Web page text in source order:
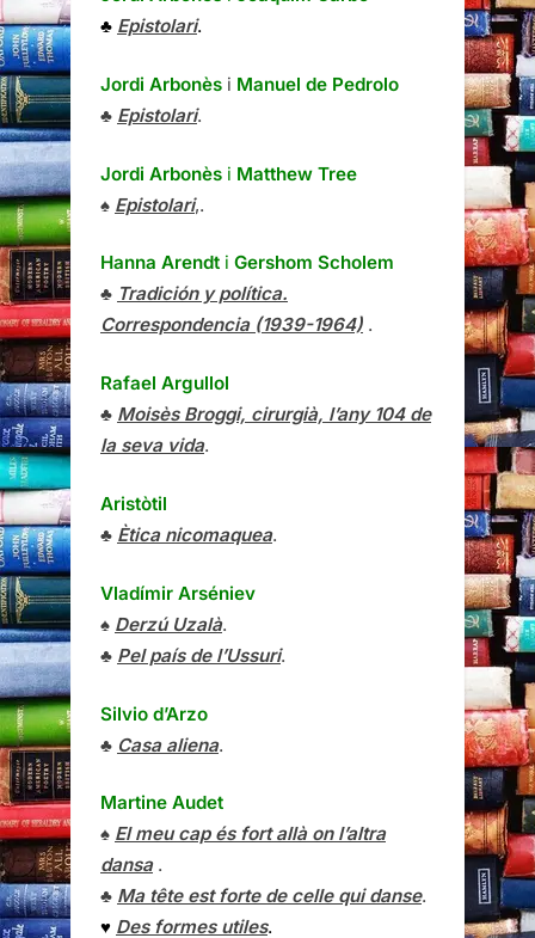
♣ Epistolari.
Jordi Arbonès i Manuel de Pedrolo
♣ Epistolari.
Jordi Arbonès i Matthew Tree
♠ Epistolari,.
Hanna Arendt i Gershom Scholem
♣ Tradición y política.
Correspondencia (1939-1964) .
Rafael Argullol
♣ Moisès Broggi, cirurgià, l’any 104 de
la seva vida.
Aristòtil
♣ Ètica nicomaquea.
Vladímir Arséniev
♠ Derzú Uzalà.
♣ Pel país de l’Ussuri.
Silvio d’Arzo
♣ Casa aliena.
Martine Audet
♠ El meu cap és fort allà on l’altra
dansa.
♣ Ma tête est forte de celle qui danse.
♥ Des formes utiles.